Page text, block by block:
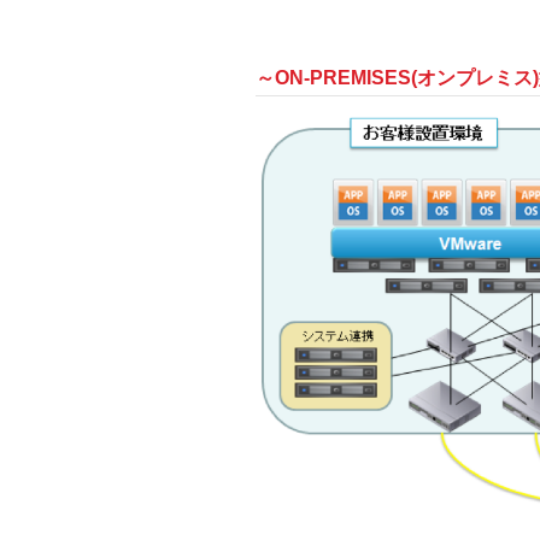
～ON-PREMISES(オンプレミス